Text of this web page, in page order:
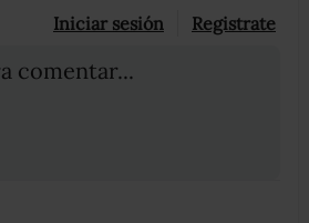
Iniciar sesión Registrate
comentar...